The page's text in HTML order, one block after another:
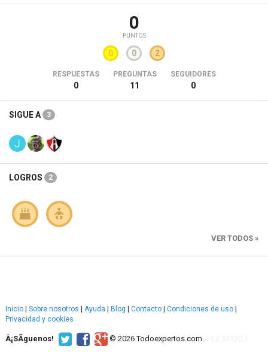
0
PUNTOS
0 0 2
RESPUESTAS
0
PREGUNTAS
11
SEGUIDORES
0
SIGUE A 3
LOGROS 2
VER TODOS »
Inicio Sobre nosotros Ayuda Blog Contacto Condiciones de uso
Privacidad y cookies
Â¡SÃ­guenos! © 2026 Todoexpertos.com.